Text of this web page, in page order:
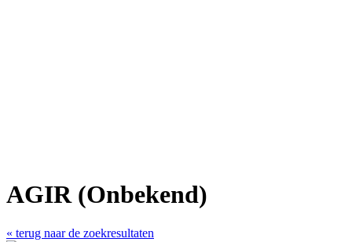
AGIR (Onbekend)
« terug naar de zoekresultaten